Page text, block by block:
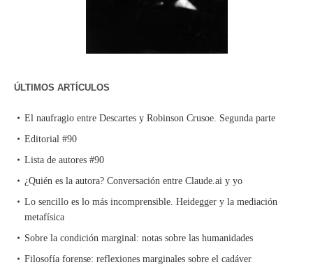
ÚLTIMOS ARTÍCULOS
El naufragio entre Descartes y Robinson Crusoe. Segunda parte
Editorial #90
Lista de autores #90
¿Quién es la autora? Conversación entre Claude.ai y yo
Lo sencillo es lo más incomprensible. Heidegger y la mediación
metafísica
Sobre la condición marginal: notas sobre las humanidades
Filosofía forense: reflexiones marginales sobre el cadáver